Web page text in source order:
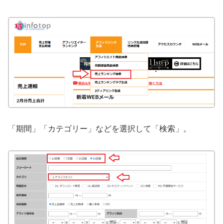
「期間」「カテゴリー」などを選択して「検索」。